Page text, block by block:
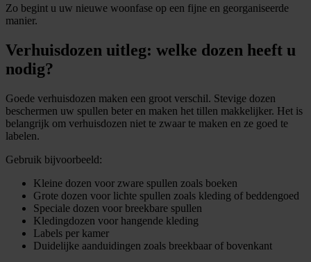
Zo begint u uw nieuwe woonfase op een fijne en georganiseerde
manier.
Verhuisdozen uitleg: welke dozen heeft u
nodig?
Goede verhuisdozen maken een groot verschil. Stevige dozen
beschermen uw spullen beter en maken het tillen makkelijker. Het is
belangrijk om verhuisdozen niet te zwaar te maken en ze goed te
labelen.
Gebruik bijvoorbeeld:
Kleine dozen voor zware spullen zoals boeken
Grote dozen voor lichte spullen zoals kleding of beddengoed
Speciale dozen voor breekbare spullen
Kledingdozen voor hangende kleding
Labels per kamer
Duidelijke aanduidingen zoals breekbaar of bovenkant